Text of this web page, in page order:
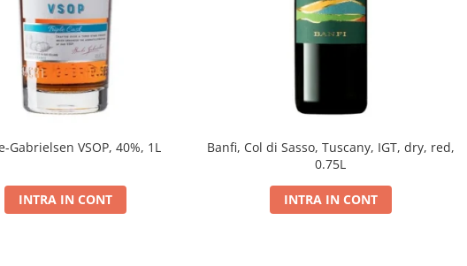
Gabrielsen VSOP, 40%, 1L
INTRA IN CONT
Banfi, Col di Sasso, Tuscany, IGT, dry, red,
0.75L
INTRA IN CONT